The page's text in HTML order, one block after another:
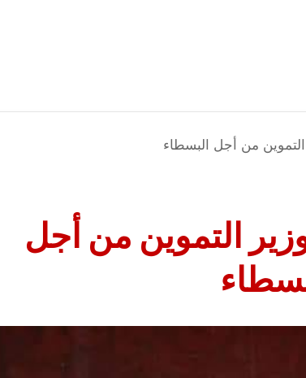
التموين من أجل البسطاء
التموين من أجل